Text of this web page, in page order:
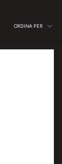
ordina
ORDINA PER